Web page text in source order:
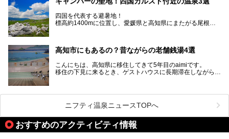
ぜひこれを読んで高知のサウナ探しの参考してくださいね！
四国を代表する避暑地！
標高約1400mに位置し、愛媛県と高知県にまたがる尾根沿
が見れる場所。
帰り温泉（お風呂）がありません。
中でもライターおすすめの３つの温泉をご紹介します。
などが問題なければ、温泉に入ってから向かうことをオスス
メします。
なぜなら最寄り温泉でも車で４０分、山を降りていかねばな
りませんからね…！！
もしくは、翌日キャンプ帰りに立ち寄るのもおすすめです。
高知市にもあるの？昔ながらの老舗銭湯4選
こんにちは、高知県に移住してきて5年目のaimiです。
移住の下見に来るとき、ゲストハウスに長期滞在しながら観
高知市というと、高知県の人口の半分が集まっているにぎや
かなイメージがある方も多いかと思いますが、昔ながらの老
舗銭湯がけっこうな数あるのですよ。
規模は小さいながら、元気に営業中なので観光がてら訪問し
てみてはいかがでしょう？
ニフティ温泉ニュースTOPへ
おすすめのアクティビティ情報